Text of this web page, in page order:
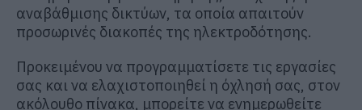
αναβάθμισης δικτύων, τα οποία απαιτούν
προσωρινές διακοπές της ηλεκτροδότησης.
Προκειμένου να προγραμματίσετε τις εργασίες
σας και να ελαχιστοποιηθεί η όχλησή σας, στον
ακόλουθο πίνακα, μπορείτε να ενημερωθείτε